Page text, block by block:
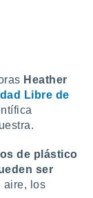
Heather
Libre de
de plástico
ser
aire, los